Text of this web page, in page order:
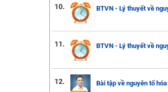
10. BTVN - Lý thuyết về
11. BTVN - Lý thuyết về
12. Bài tập về nguyên tố